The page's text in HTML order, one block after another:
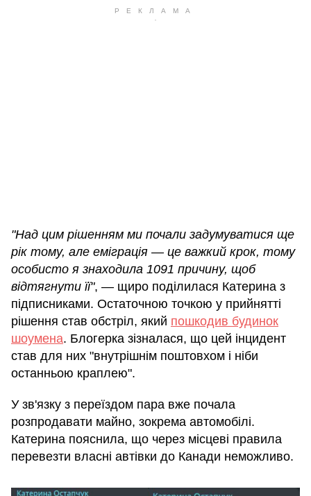
"Над цим рішенням ми почали задумуватися ще
рік тому, але еміграція — це важкий крок, тому
особисто я знаходила 1091 причину, щоб
відтягнути її", — щиро поділилася Катерина з
підписниками. Остаточною точкою у прийнятті
рішення став обстріл, який пошкодив будинок
шоумена. Блогерка зізналася, що цей інцидент
став для них "внутрішнім поштовхом і ніби
останньою краплею".
У зв'язку з переїздом пара вже почала
розпродавати майно, зокрема автомобілі.
Катерина пояснила, що через місцеві правила
перевезти власні автівки до Канади неможливо.